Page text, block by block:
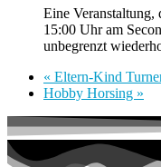
Eine
15:00 Uhr am
unbegrenzt
« Eltern-Kind
Hobby Horsing »